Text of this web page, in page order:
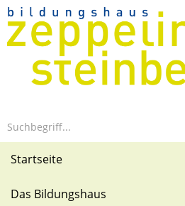
Startseite
Das Bildungshaus